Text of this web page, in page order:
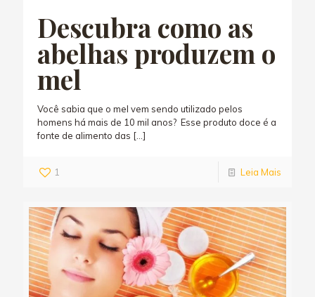
Descubra como as
abelhas produzem o
mel
Você sabia que o mel vem sendo utilizado pelos
homens há mais de 10 mil anos? Esse produto doce é a
fonte de alimento das […]
1 Leia Mais